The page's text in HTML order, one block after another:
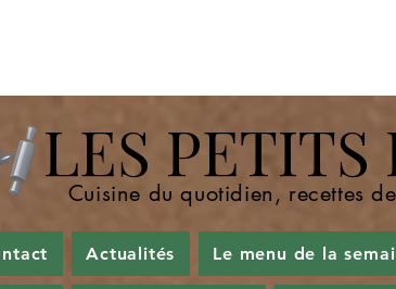
PETITS
Cuisine du quotidien, recettes
Actualités Le menu de la